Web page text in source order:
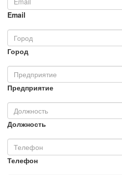
Email
Город
Предприятие
Должность
Телефон